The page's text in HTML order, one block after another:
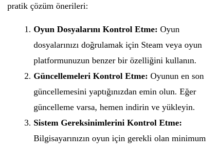
pratik çözüm önerileri:
Oyun Dosyalarını Kontrol Etme: Oyun
dosyalarınızı doğrulamak için Steam veya oyun
platformunuzun benzer bir özelliğini kullanın.
Güncellemeleri Kontrol Etme: Oyunun en son
güncellemesini yaptığınızdan emin olun. Eğer
güncelleme varsa, hemen indirin ve yükleyin.
Sistem Gereksinimlerini Kontrol Etme:
Bilgisayarınızın oyun için gerekli olan minimum